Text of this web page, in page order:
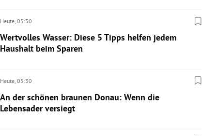
Heute, 05:30
Wertvolles Wasser: Diese 5 Tipps helfen jedem
Haushalt beim Sparen
Heute, 05:30
An der schönen braunen Donau: Wenn die
Lebensader versiegt